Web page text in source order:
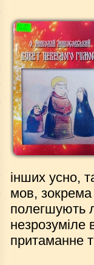
інших усно,
мов, зокрема
полегшують
незрозуміле
притаманне